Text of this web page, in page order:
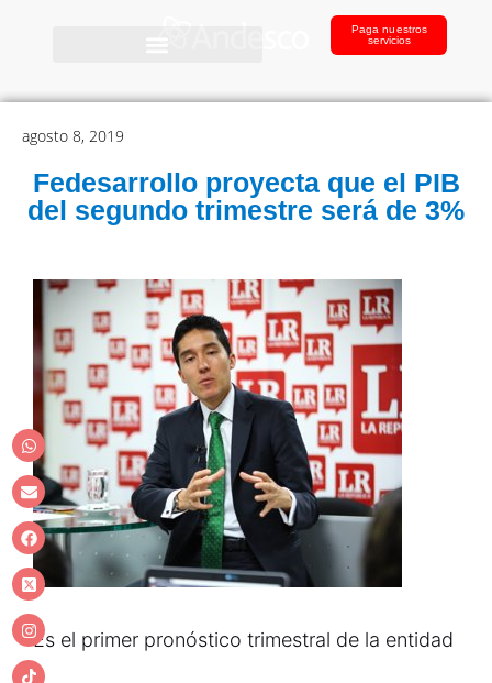
Paga nuestros
servicios
agosto 8, 2019
Fedesarrollo proyecta que el PIB
del segundo trimestre será de 3%
Es el primer pronóstico trimestral de la entidad